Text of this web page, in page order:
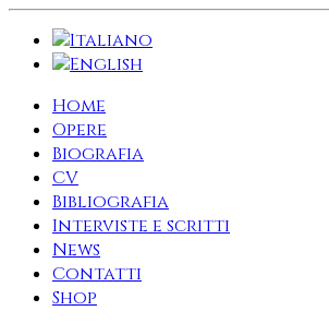
Home
Opere
Biografia
CV
Bibliografia
Interviste e scritti
News
Contatti
Shop